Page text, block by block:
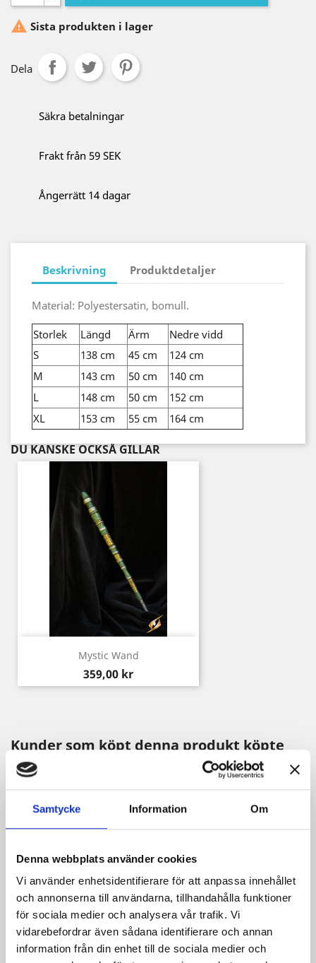
Samtycke Information Om
Denna webbplats använder cookies
Vi använder enhetsidentifierare för att anpassa innehållet
och annonserna till användarna, tillhandahålla funktioner
för sociala medier och analysera vår trafik. Vi
vidarebefordrar även sådana identifierare och annan
information från din enhet till de sociala medier och
 Sista produkten i lager
Dela
Säkra betalningar
Frakt från 59 SEK
Ångerrätt 14 dagar
Beskrivning Produktdetaljer
Material: Polyestersatin, bomull.
Storlek Längd Ärm
Nedre vidd
S
138 cm 45 cm
124 cm
M
143 cm 50 cm
140 cm
L
148 cm 50 cm
152 cm
XL
153 cm 55 cm 164 cm
DU KANSKE OCKSÅ GILLAR
Mystic Wand
Pris
359,00 kr
Kunder som köpt denna produkt köpte
också: